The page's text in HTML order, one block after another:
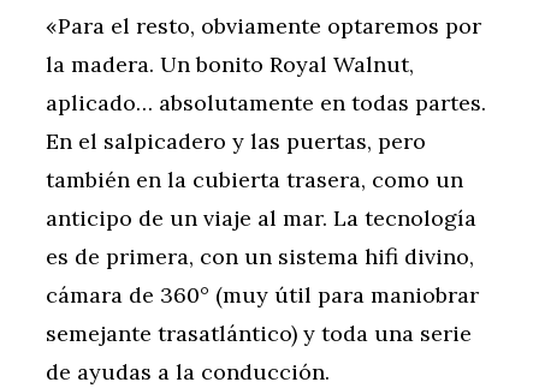
«Para el resto, obviamente optaremos por
la madera. Un bonito Royal Walnut,
aplicado… absolutamente en todas partes.
En el salpicadero y las puertas, pero
también en la cubierta trasera, como un
anticipo de un viaje al mar. La tecnología
es de primera, con un sistema hifi divino,
cámara de 360° (muy útil para maniobrar
semejante trasatlántico) y toda una serie
de ayudas a la conducción.